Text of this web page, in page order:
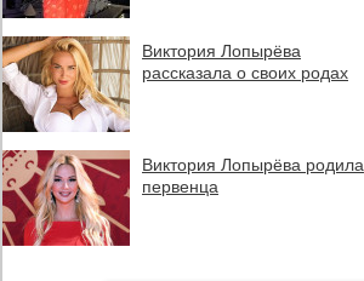
Виктория Лопырёва
рассказала о своих родах
Виктория Лопырёва родила
первенца